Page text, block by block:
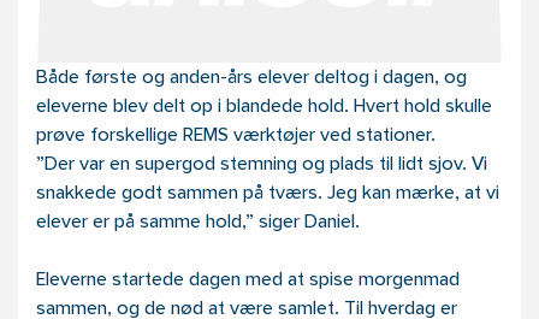
Både første og anden-års elever deltog i dagen, og
eleverne blev delt op i blandede hold. Hvert hold skulle
prøve forskellige REMS værktøjer ved stationer.
”Der var en supergod stemning og plads til lidt sjov. Vi
snakkede godt sammen på tværs. Jeg kan mærke, at vi
elever er på samme hold,” siger Daniel.
Eleverne startede dagen med at spise morgenmad
sammen, og de nød at være samlet. Til hverdag er